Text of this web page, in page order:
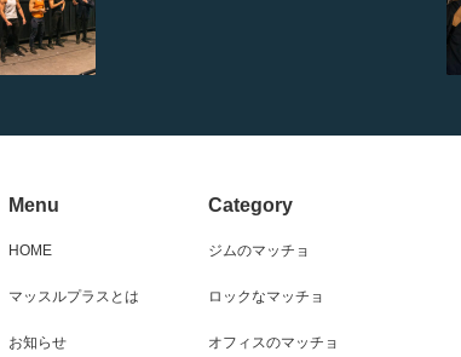
Menu
HOME
マッスルプラスとは
お知らせ
Category
ジムのマッチョ
ロックなマッチョ
オフィスのマッチョ